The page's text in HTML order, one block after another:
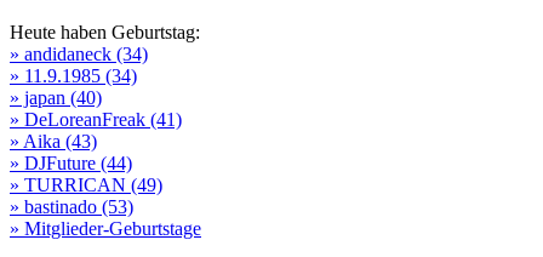
Heute haben Geburtstag:
» andidaneck (34)
» 11.9.1985 (34)
» japan (40)
» DeLoreanFreak (41)
» Aika (43)
» DJFuture (44)
» TURRICAN (49)
» bastinado (53)
» Mitglieder-Geburtstage